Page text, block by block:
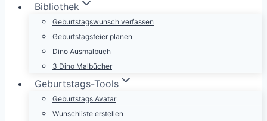
Bibliothek
Geburtstagswunsch verfassen
Geburtstagsfeier planen
Dino Ausmalbuch
3 Dino Malbücher
Geburtstags-Tools
Geburtstags Avatar
Wunschliste erstellen